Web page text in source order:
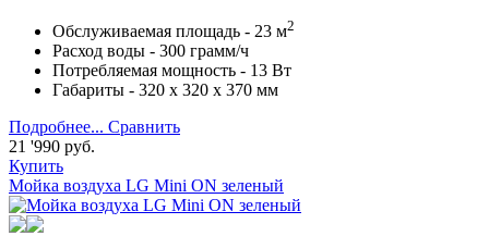
Обслуживаемая площадь - 23 м2
Расход воды - 300 грамм/ч
Потребляемая мощность - 13 Вт
Габариты - 320 х 320 х 370 мм
Подробнее... Сравнить
21 '990 руб.
Купить
Мойка воздуха LG Mini ON зеленый